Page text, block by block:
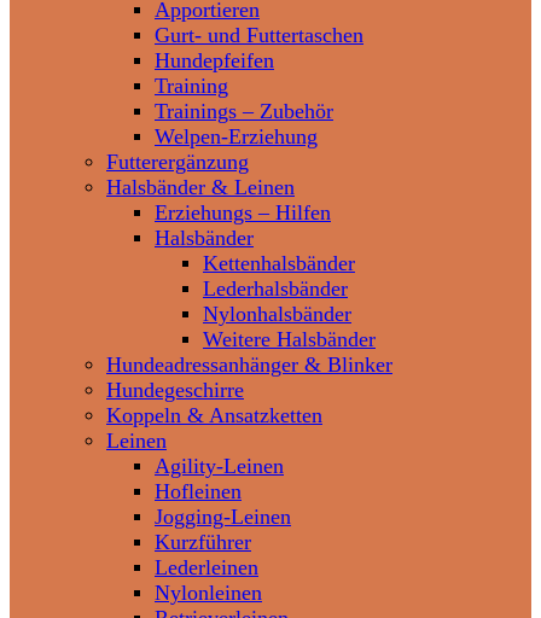
Apportieren
Gurt- und Futtertaschen
Hundepfeifen
Training
Trainings – Zubehör
Welpen-Erziehung
Futterergänzung
Halsbänder & Leinen
Erziehungs – Hilfen
Halsbänder
Kettenhalsbänder
Lederhalsbänder
Nylonhalsbänder
Weitere Halsbänder
Hundeadressanhänger & Blinker
Hundegeschirre
Koppeln & Ansatzketten
Leinen
Agility-Leinen
Hofleinen
Jogging-Leinen
Kurzführer
Lederleinen
Nylonleinen